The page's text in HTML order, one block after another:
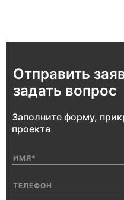
Отправить
задать вопрос
Заполните форму,
проекта